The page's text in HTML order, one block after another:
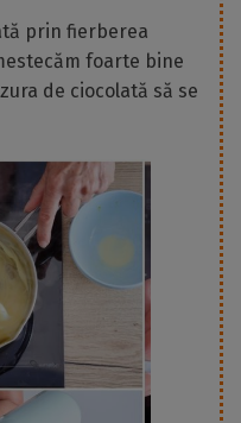
prin fierberea
foarte bine
de ciocolată să se